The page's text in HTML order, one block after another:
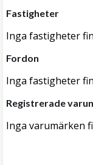
Fastigheter
Inga fastigheter
Fordon
Inga fastigheter
Registrerade
Inga varumärken